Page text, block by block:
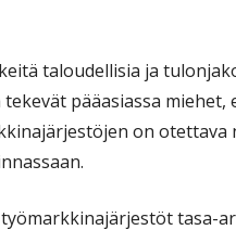
taloudellisia ja
pääasiassa miehet,
on
tasa-